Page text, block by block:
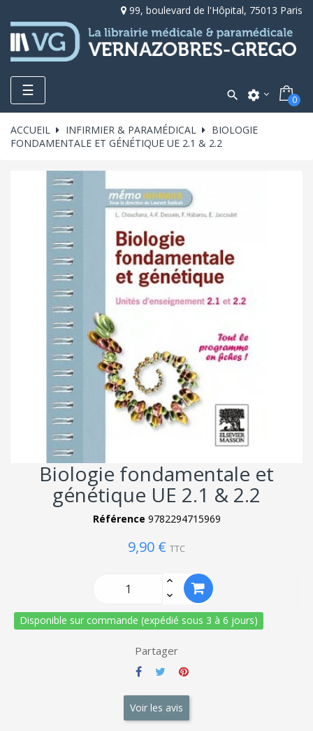
99, boulevard de l'Hôpital, 75013 Paris
Toggle
navigation
☰  settings 0
ACCUEIL INFIRMIER & PARAMÉDICAL
BIOLOGIE
FONDAMENTALE ET GÉNÉTIQUE UE 2.1 & 2.2
Biologie fondamentale et
génétique UE 2.1 & 2.2
Référence 9782294715969
9,90 € TTC
Disponible sur commande (expédié sous 3 à 6 jours)
Partager
Voir les avis